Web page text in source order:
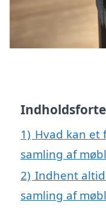
1) Hvad kan et
samling af
2) Indhent
samling af